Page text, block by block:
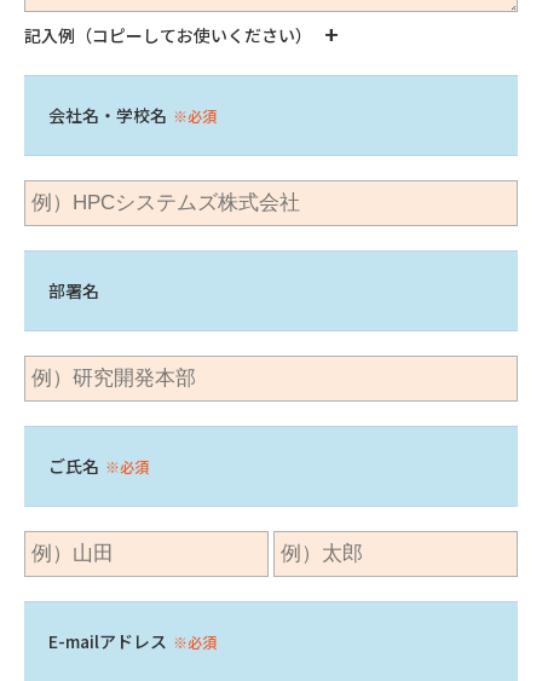
記入例（コピーしてお使いください）
会社名・学校名 ※必須
部署名
ご氏名 ※必須
E-mailアドレス ※必須